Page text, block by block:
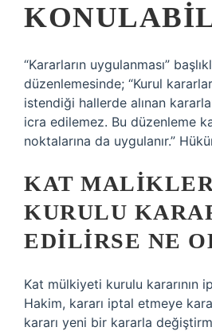
“Kararların uygulanması”
düzenlemesinde; “Kurul
istendiği hallerde alınan
icra edilemez. Bu düzenleme
noktalarına da uygulanır.”
KAT
KURULU
EDILIRSE NE
Kat mülkiyeti kurulu kararının
Hakim, kararı iptal etmeye
kararı yeni bir kararla